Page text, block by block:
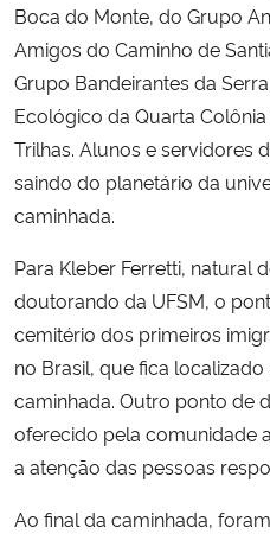
Boca do Monte, do Grupo
Amigos do Caminho de
Grupo Bandeirantes da
Ecológico da Quarta
Trilhas. Alunos e servidores
saindo do planetário da
caminhada.
Para Kleber Ferretti, natural
doutorando da UFSM, o
cemitério dos primeiros
no Brasil, que fica
caminhada. Outro ponto de
oferecido pela comunidade
a atenção das pessoas
Ao final da caminhada,